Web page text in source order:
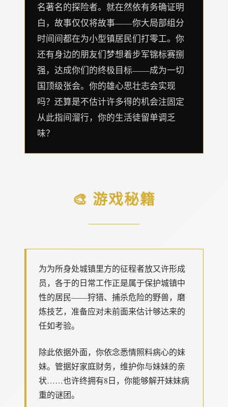
名著名的探险者。就在然依有务确证明
白，故事仅仅将故事——你大局部组分
时间间都在为小型镇居民们打零工。你
还有身边的朋友们梦想着步军锦标赛捌
强，达成你们的终极目标——成为一切
国顶级张会。你的雄心思壮志会实现
吗？还算是不估计许多得的机会注固定
从此指间溜行，你的生活徒留单调乏
味？
🎨 游戏秘籍
为为所身处城镇里方的征程者放又许形成
员，各于的日常工作正是属于保护城镇中
性的居民——狩猎、捕杀危险的野兽，磨
炼技艺，准备应对未前面来估计够达来的
任如考验。
除此依据外面，你依念悉情照料病心的妹
妹。管据好家庭财务，维护你与妹妹的亲
状……也许终拥有8日，你能够解开妹妹病
重的谜团。